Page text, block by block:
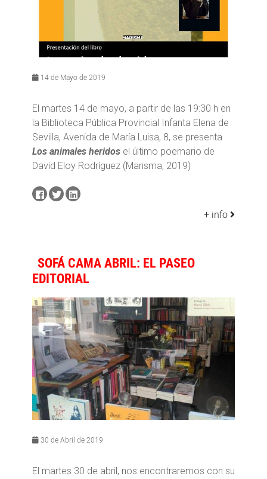
14 de Mayo de 2019
El martes 14 de mayo, a partir de las 19:30 h en
la Biblioteca Pública Provincial Infanta Elena de
Sevilla, Avenida de María Luisa, 8, se presenta
Los animales heridos el último poemario de
David Eloy Rodríguez (Marisma, 2019)
+ info
SOFÁ CAMA ABRIL: EL PASEO
EDITORIAL
30 de Abril de 2019
El martes 30 de abril, nos encontraremos con su